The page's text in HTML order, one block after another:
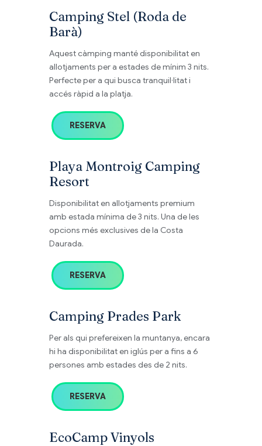
Camping Stel (Roda de
Barà)
Aquest càmping manté disponibilitat en
allotjaments per a estades de mínim 3 nits.
Perfecte per a qui busca tranquil·litat i
accés ràpid a la platja.
RESERVA
Playa Montroig Camping
Resort
Disponibilitat en allotjaments premium
amb estada mínima de 3 nits. Una de les
opcions més exclusives de la Costa
Daurada.
RESERVA
Camping Prades Park
Per als qui prefereixen la muntanya, encara
hi ha disponibilitat en iglús per a fins a 6
persones amb estades des de 2 nits.
RESERVA
EcoCamp Vinyols